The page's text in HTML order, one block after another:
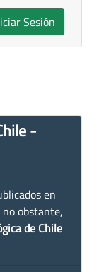
Sesión
-
en
obstante,
de Chile